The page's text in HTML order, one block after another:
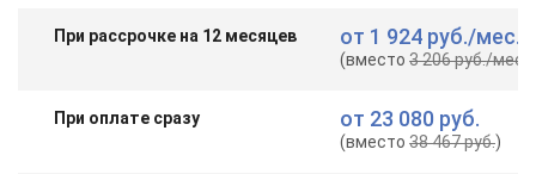
При рассрочке на 12 месяцев от 1 924 руб./мес.
(вместо3 206 руб./мес.
При оплате сразу от 23 080 руб.
(вместо38 467 руб.)